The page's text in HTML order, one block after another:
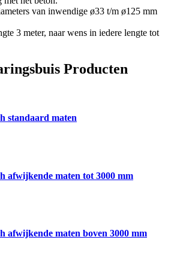
van inwendige ø33 t/m ø125 mm
3 meter, naar wens in iedere lengte tot
Producten
standaard maten
afwijkende maten tot 3000 mm
afwijkende maten boven 3000 mm